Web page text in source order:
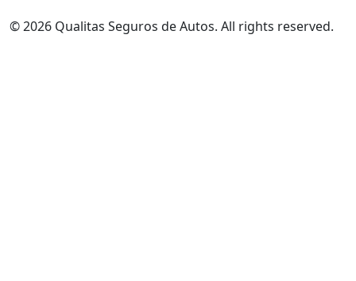
© 2026 Qualitas Seguros de Autos. All rights reserved.